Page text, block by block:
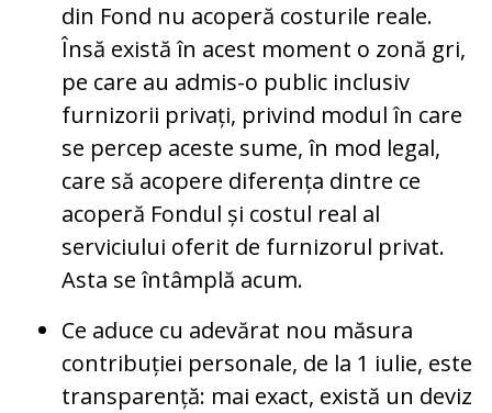
din Fond nu acoperă costurile reale.
Însă există în acest moment o zonă gri,
pe care au admis-o public inclusiv
furnizorii privați, privind modul în care
se percep aceste sume, în mod legal,
care să acopere diferența dintre ce
acoperă Fondul și costul real al
serviciului oferit de furnizorul privat.
Asta se întâmplă acum.
Ce aduce cu adevărat nou măsura
contribuției personale, de la 1 iulie, este
transparență: mai exact, există un deviz